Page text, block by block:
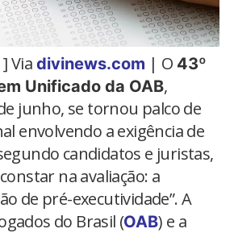
] Via divinews.com | O 43º
Unificado da OAB,
junho, se tornou palco de
envolvendo a exigência de
candidatos e juristas,
na avaliação: a
de pré-executividade”. A
do Brasil (OAB) e a